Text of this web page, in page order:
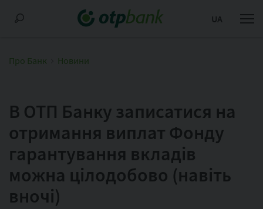
UA
Про Банк Новини
В ОТП Банку записатися на
отримання виплат Фонду
гарантування вкладів
можна цілодобово (навіть
вночі)